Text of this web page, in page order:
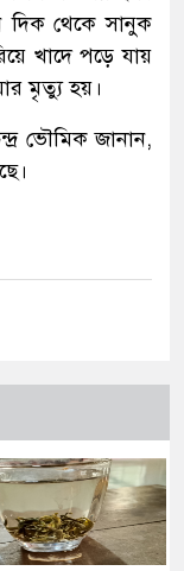
দিক থেকে সানুক
খাদে পড়ে যায়
মৃত্যু হয়।
ভৌমিক জানান,